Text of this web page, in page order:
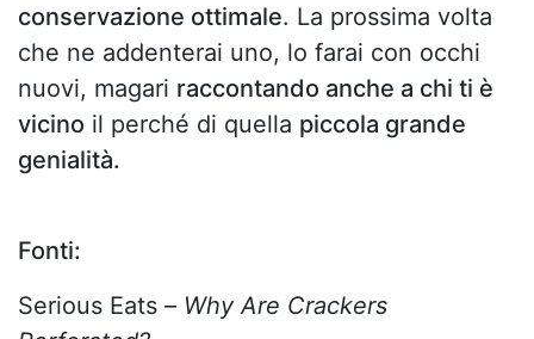
conservazione ottimale. La prossima volta
che ne addenterai uno, lo farai con occhi
nuovi, magari raccontando anche a chi ti è
vicino il perché di quella piccola grande
genialità.
Fonti:
Serious Eats – Why Are Crackers